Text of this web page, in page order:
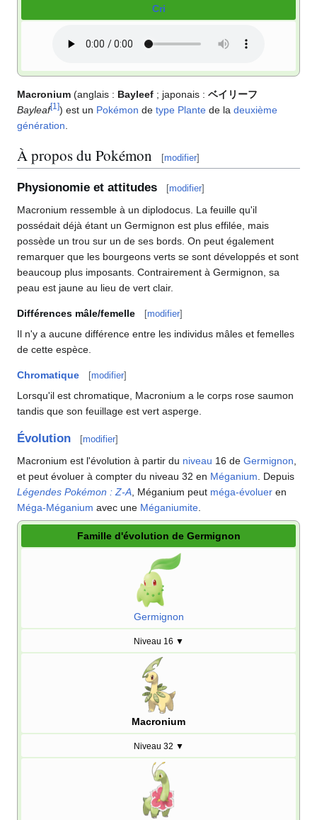
Cri
Macronium (anglais : Bayleef ; japonais : ベイリーフ
Bayleaf[1 ]) est un Pokémon de type Plante de la deuxième
génération
À propos du Pokémon [modifier]
Physionomie et attitudes [modifier]
Macronium ressemble à un diplodocus. La feuille qu'il
possédait déjà étant un Germignon est plus effilée, mais
possède un trou sur un de ses bords. On peut également
remarquer que les bourgeons verts se sont développés et sont
beaucoup plus imposants. Contrairement à Germignon, sa
peau est jaune au lieu de vert clair.
Différences mâle/femelle [modifier]
Il n'y a aucune différence entre les individus mâles et femelles
de cette espèce.
Chromatique [modifier]
Lorsqu'il est chromatique, Macronium a le corps rose saumon
tandis que son feuillage est vert asperge.
Évolution [modifier]
Macronium est l'évolution à partir du niveau 16 de Germignon
et peut évoluer à compter du niveau 32 en Méganium . Depuis
Légendes Pokémon : Z-A , Méganium peut méga-évoluer en
Méga-Méganium avec une Méganiumite
Famille d'évolution de Germignon
Germignon
Niveau 16 ▼
Macronium
Niveau 32 ▼